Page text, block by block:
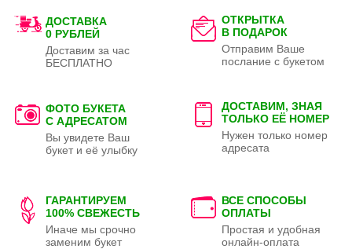
ДОСТАВКА
0 РУБЛЕЙ
Доставим за час
БЕСПЛАТНО
ОТКРЫТКА
В ПОДАРОК
Отправим Ваше
послание с букетом
ФОТО БУКЕТА
С АДРЕСАТОМ
Вы увидете Ваш
букет и её улыбку
ДОСТАВИМ, ЗНАЯ
ТОЛЬКО ЕЁ НОМЕР
Нужен только номер
адресата
ГАРАНТИРУЕМ
100% СВЕЖЕСТЬ
Иначе мы срочно
заменим букет
ВСЕ СПОСОБЫ
ОПЛАТЫ
Простая и удобная
онлайн-оплата